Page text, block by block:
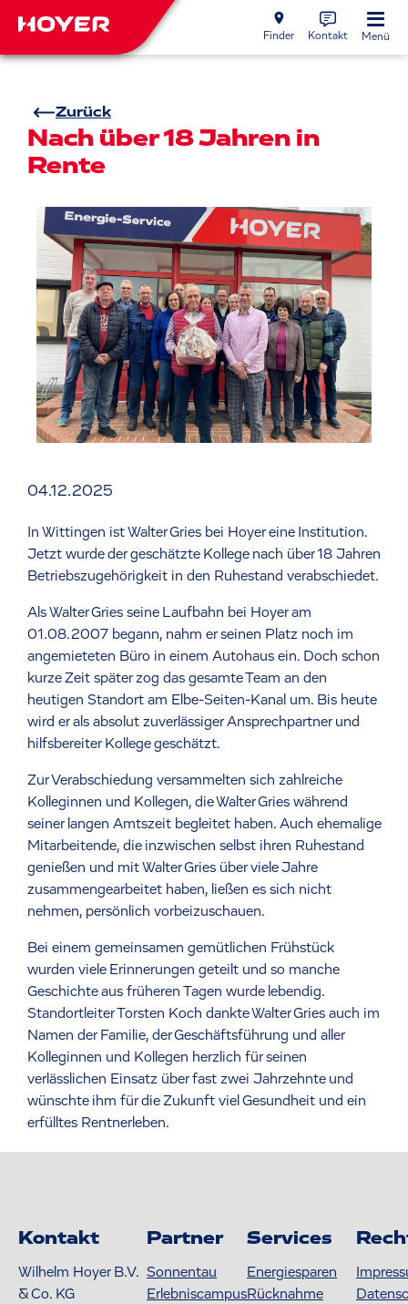
Finder Kontakt Menü
Zurück
Nach über 18 Jahren in
Rente
04.12.2025
In Wittingen ist Walter Gries bei Hoyer eine Institution.
Jetzt wurde der geschätzte Kollege nach über 18 Jahren
Betriebszugehörigkeit in den Ruhestand verabschiedet.
Als Walter Gries seine Laufbahn bei Hoyer am
01.08.2007 begann, nahm er seinen Platz noch im
angemieteten Büro in einem Autohaus ein. Doch schon
kurze Zeit später zog das gesamte Team an den
heutigen Standort am Elbe-Seiten-Kanal um. Bis heute
wird er als absolut zuverlässiger Ansprechpartner und
hilfsbereiter Kollege geschätzt.
Zur Verabschiedung versammelten sich zahlreiche
Kolleginnen und Kollegen, die Walter Gries während
seiner langen Amtszeit begleitet haben. Auch ehemalige
Mitarbeitende, die inzwischen selbst ihren Ruhestand
genießen und mit Walter Gries über viele Jahre
zusammengearbeitet haben, ließen es sich nicht
nehmen, persönlich vorbeizuschauen.
Bei einem gemeinsamen gemütlichen Frühstück
wurden viele Erinnerungen geteilt und so manche
Geschichte aus früheren Tagen wurde lebendig.
Standortleiter Torsten Koch dankte Walter Gries auch im
Namen der Familie, der Geschäftsführung und aller
Kolleginnen und Kollegen herzlich für seinen
verlässlichen Einsatz über fast zwei Jahrzehnte und
wünschte ihm für die Zukunft viel Gesundheit und ein
erfülltes Rentnerleben.
Kontakt
Wilhelm Hoyer B.V.
& Co. KG
Partner
Sonnentau
Erlebniscampus
Services
Energiesparen
Rücknahme